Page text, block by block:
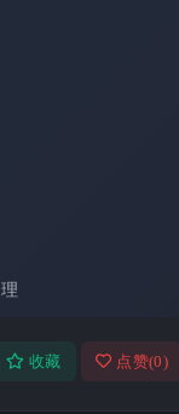
收藏 点赞(0)